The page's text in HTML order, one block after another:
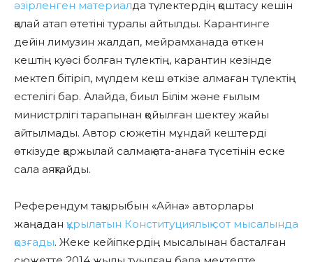
әзірленген материалда түлектердің қоштасу кешін
қалай атап өтетіні туралы айтылды. Карантинге
дейін лимузин жалдап, мейрамханада өткен
кештің куәсі болған түлектің, карантин кезінде
мектеп бітіріп, мүлдем кеш өткізе алмаған түлектің
естелігі бар. Алайда, биыл Білім және ғылым
министрлігі тарапынан қойылған шектеу жайы
айтылмады. Автор сюжетін мұндай кештерді
өткізуде қаржылай салмақ ата-анаға түсетінін еске
сала аяқтайды.
Референдум тақырыбын «Айна» авторлары
жаңадан құрылатын Конституциялық сот мысалында
қозғады. Жеке кейіпкердің мысалынан басталған